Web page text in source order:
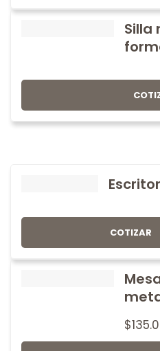
Silla
COTIZAR
$